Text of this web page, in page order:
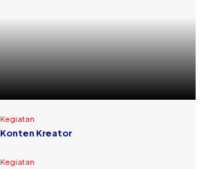
Kegiatan
Konten Kreator
Kegiatan